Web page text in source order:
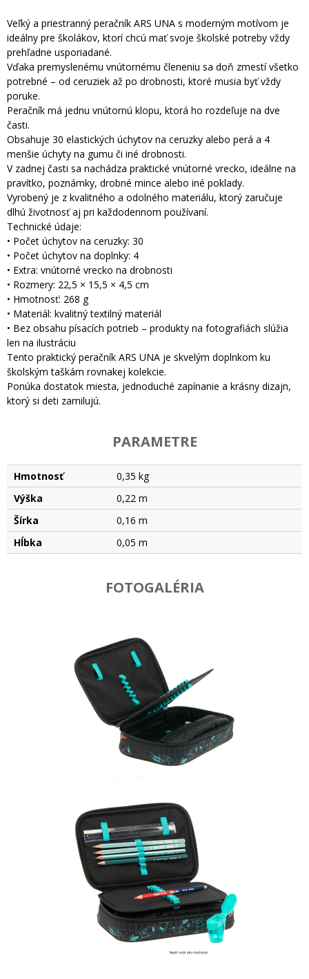
Veľký a priestranný peračník ARS UNA s moderným motívom je
ideálny pre školákov, ktorí chcú mať svoje školské potreby vždy
prehľadne usporiadané.
Vďaka premyslenému vnútornému členeniu sa doň zmestí všetko
potrebné – od ceruziek až po drobnosti, ktoré musia byť vždy
poruke.
Peračník má jednu vnútornú klopu, ktorá ho rozdeľuje na dve
časti.
Obsahuje 30 elastických úchytov na ceruzky alebo perá a 4
menšie úchyty na gumu či iné drobnosti.
V zadnej časti sa nachádza praktické vnútorné vrecko, ideálne na
pravítko, poznámky, drobné mince alebo iné poklady.
Vyrobený je z kvalitného a odolného materiálu, ktorý zaručuje
dlhú životnosť aj pri každodennom používaní.
Technické údaje:
• Počet úchytov na ceruzky: 30
• Počet úchytov na doplnky: 4
• Extra: vnútorné vrecko na drobnosti
• Rozmery: 22,5 × 15,5 × 4,5 cm
• Hmotnosť: 268 g
• Materiál: kvalitný textilný materiál
• Bez obsahu písacích potrieb – produkty na fotografiách slúžia
len na ilustráciu
Tento praktický peračník ARS UNA je skvelým doplnkom ku
školským taškám rovnakej kolekcie.
Ponúka dostatok miesta, jednoduché zapínanie a krásny dizajn,
ktorý si deti zamilujú.
PARAMETRE
Hmotnosť
0,35 kg
Výška
0,22 m
Šírka
0,16 m
Hĺbka
0,05 m
FOTOGALÉRIA